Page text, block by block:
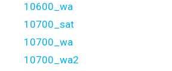
10600_wa
10700_sat
10700_wa
10700_wa2